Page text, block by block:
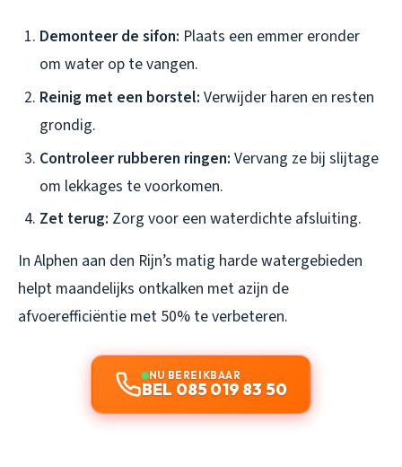
Demonteer de sifon: Plaats een emmer eronder
om water op te vangen.
Reinig met een borstel: Verwijder haren en resten
grondig.
Controleer rubberen ringen: Vervang ze bij slijtage
om lekkages te voorkomen.
Zet terug: Zorg voor een waterdichte afsluiting.
In Alphen aan den Rijn’s matig harde watergebieden
helpt maandelijks ontkalken met azijn de
afvoerefficiëntie met 50% te verbeteren.
NU BEREIKBAAR
BEL 085 019 83 50